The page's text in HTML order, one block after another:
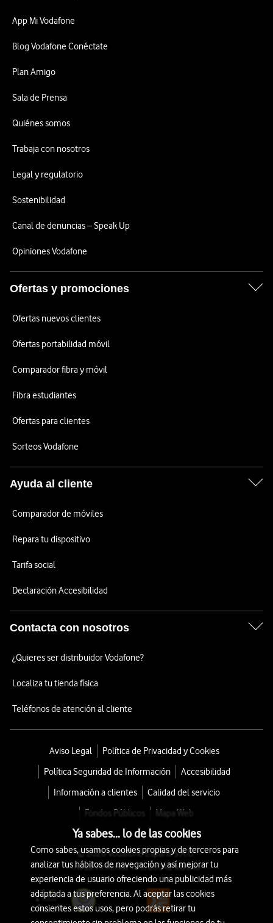
App Mi Vodafone
Blog Vodafone Conéctate
Plan Amigo
Sala de Prensa
Quiénes somos
Trabaja con nosotros
Legal y regulatorio
Sostenibilidad
Canal de denuncias – Speak Up
Opiniones Vodafone
Ofertas y promociones
Ofertas nuevos clientes
Ofertas portabilidad móvil
Comparador fibra y móvil
Fibra estudiantes
Ofertas para clientes
Sorteos Vodafone
Ayuda al cliente
Comparador de móviles
Repara tu dispositivo
Tarifa social
Declaración Accesibilidad
Contacta con nosotros
¿Quieres ser distribuidor Vodafone?
Localiza tu tienda física
Teléfonos de atención al cliente
Aviso Legal
Política de Privacidad y Cookies
Política Seguridad de Información
Accesibilidad
Información a clientes
Calidad del servicio
Fondos Públicos
Mapa Web
© 2026 Vodafone España S.A.U.
Avda. América 115, 28042 Madrid
Ya sabes... lo de las cookies
Como sabes, usamos cookies propias y de terceros para
analizar tus hábitos de navegación y así mejorar tu
experiencia de usuario ofreciendo una publicidad más
adaptada a tus preferencia. Al aceptar las cookies
consientes estos usos, pero podrás retirar tu